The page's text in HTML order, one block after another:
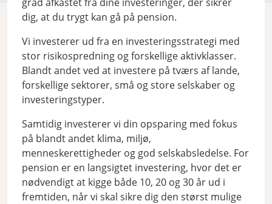
dig, at du trygt kan gå på pension.
Vi investerer ud fra en investeringsstrategi med
stor risikospredning og forskellige aktivklasser.
Blandt andet ved at investere på tværs af lande,
forskellige sektorer, små og store selskaber og
investeringstyper.
Samtidig investerer vi din opsparing med fokus
på blandt andet klima, miljø,
menneskerettigheder og god selskabsledelse. For
pension er en langsigtet investering, hvor det er
nødvendigt at kigge både 10, 20 og 30 år ud i
fremtiden, når vi skal sikre dig den størst mulige